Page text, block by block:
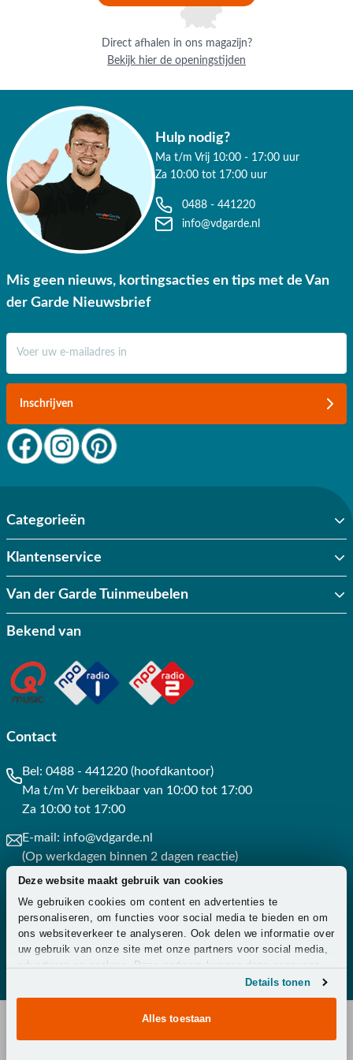
Deze website maakt gebruik van cookies
We gebruiken cookies om content en advertenties te
personaliseren, om functies voor social media te bieden en om
ons websiteverkeer te analyseren. Ook delen we informatie over
uw gebruik van onze site met onze partners voor social media,
adverteren en analyse. Deze partners kunnen deze gegevens
combineren met andere informatie die u aan ze heeft verstrekt
of die ze hebben verzameld op basis van uw gebruik van hun
Details tonen
Alles toestaan
✔ Gratis verzending vanaf €50,-
Direct afhalen in ons magazijn?
Bekijk hier de openingstijden
Hulp nodig?
Ma t/m Vrij 10:00 - 17:00 uur
Za 10:00 tot 17:00 uur
0488 - 441220
info@vdgarde.nl
Mis geen nieuws, kortingsacties en tips met de Van
der Garde Nieuwsbrief
Inschrijven
Categorieën
Klantenservice
Van der Garde Tuinmeubelen
Bekend van
Contact
Bel: 0488 - 441220 (hoofdkantoor)
Ma t/m Vr bereikbaar van 10:00 tot 17:00
Za 10:00 tot 17:00
E-mail: info@vdgarde.nl
(Op werkdagen binnen 2 dagen reactie)
Whatsapp: 0488441220
(Op werkdagen binnen 3 uur reactie)